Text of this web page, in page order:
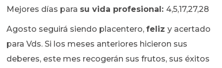
Mejores días para su vida profesional: 4,5,17,27,28
Agosto seguirá siendo placentero,felizy acertado
para Vds. Si los meses anteriores hicieron sus
deberes, este mes recogerán sus frutos, sus éxitos